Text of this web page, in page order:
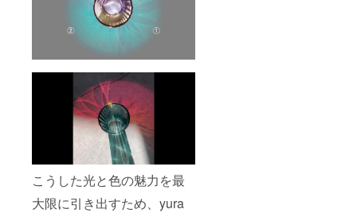
こうした光と色の魅力を最
大限に引き出すため、yura